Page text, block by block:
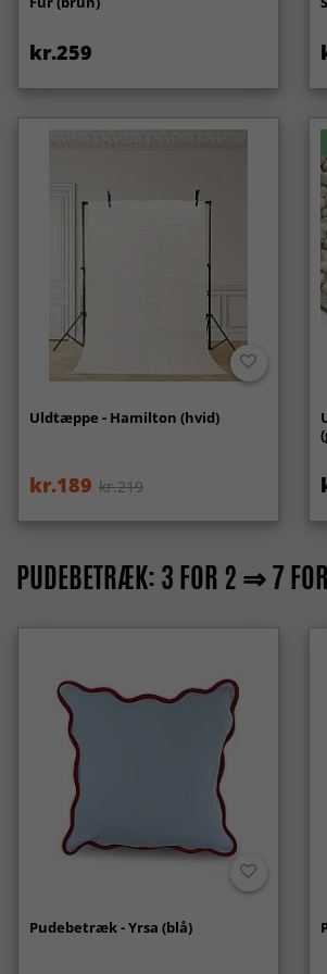
kr.259
Uldtæppe - Hamilton (hvid)
kr.189 kr.219
PUDEBETRÆK: 3 FOR 2 ⇒ 7
Pudebetræk - Yrsa (blå)